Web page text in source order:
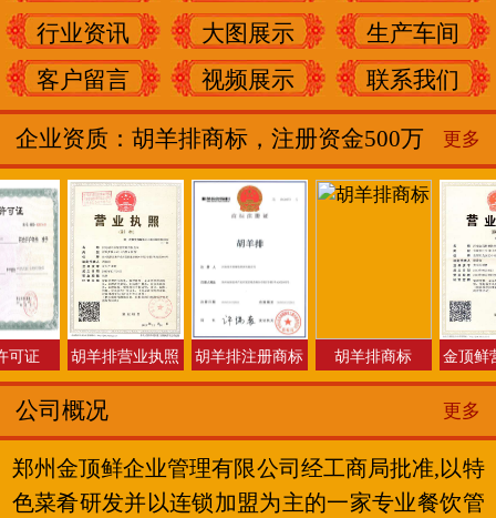
行业资讯
大图展示
生产车间
客户留言
视频展示 联系我们
企业资质：胡羊排商标，注册资金500万 更多
证 胡羊排营业执照 胡羊排注册商标 胡羊排商标 金顶鲜
公司概况 更多
郑州金顶鲜企业管理有限公司经工商局批准,以特
色菜肴研发并以连锁加盟为主的一家专业餐饮管